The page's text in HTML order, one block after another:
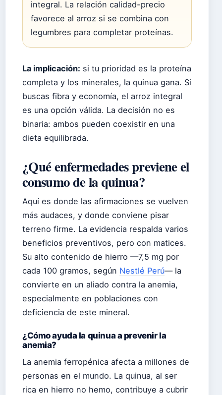
integral. La relación calidad-precio
favorece al arroz si se combina con
legumbres para completar proteínas.
La implicación: si tu prioridad es la proteína
completa y los minerales, la quinua gana. Si
buscas fibra y economía, el arroz integral
es una opción válida. La decisión no es
binaria: ambos pueden coexistir en una
dieta equilibrada.
¿Qué enfermedades previene el
consumo de la quinua?
Aquí es donde las afirmaciones se vuelven
más audaces, y donde conviene pisar
terreno firme. La evidencia respalda varios
beneficios preventivos, pero con matices.
Su alto contenido de hierro —7,5 mg por
cada 100 gramos, según Nestlé Perú— la
convierte en un aliado contra la anemia,
especialmente en poblaciones con
deficiencia de este mineral.
¿Cómo ayuda la quinua a prevenir la
anemia?
La anemia ferropénica afecta a millones de
personas en el mundo. La quinua, al ser
rica en hierro no hemo, contribuye a cubrir